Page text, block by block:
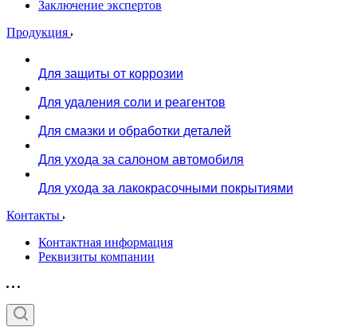
Заключение экспертов
Продукция
Для защиты от коррозии
Для удаления соли и реагентов
Для смазки и обработки деталей
Для ухода за салоном автомобиля
Для ухода за лакокрасочными покрытиями
Контакты
Контактная информация
Реквизиты компании